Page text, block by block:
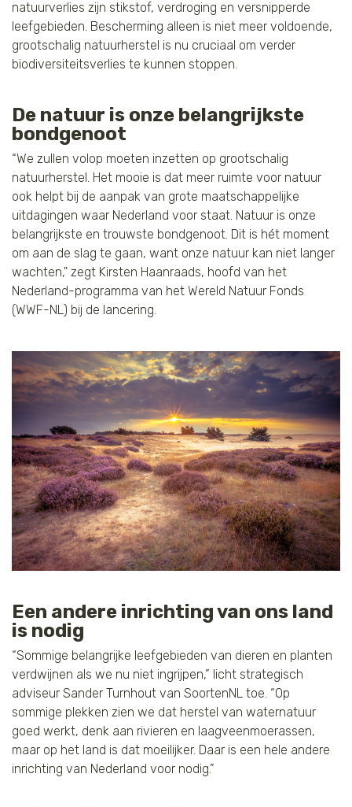
natuurverlies zijn stikstof, verdroging en versnipperde
leefgebieden. Bescherming alleen is niet meer voldoende,
grootschalig natuurherstel is nu cruciaal om verder
biodiversiteitsverlies te kunnen stoppen.
De natuur is onze belangrijkste
bondgenoot
“We zullen volop moeten inzetten op grootschalig
natuurherstel. Het mooie is dat meer ruimte voor natuur
ook helpt bij de aanpak van grote maatschappelijke
uitdagingen waar Nederland voor staat. Natuur is onze
belangrijkste en trouwste bondgenoot. Dit is hét moment
om aan de slag te gaan, want onze natuur kan niet langer
wachten," zegt Kirsten Haanraads, hoofd van het
Nederland-programma van het Wereld Natuur Fonds
(WWF-NL) bij de lancering.
Een andere inrichting van ons land
is nodig
“Sommige belangrijke leefgebieden van dieren en planten
verdwijnen als we nu niet ingrijpen,” licht strategisch
adviseur Sander Turnhout van SoortenNL toe. “Op
sommige plekken zien we dat herstel van waternatuur
goed werkt, denk aan rivieren en laagveenmoerassen,
maar op het land is dat moeilijker. Daar is een hele andere
inrichting van Nederland voor nodig.”